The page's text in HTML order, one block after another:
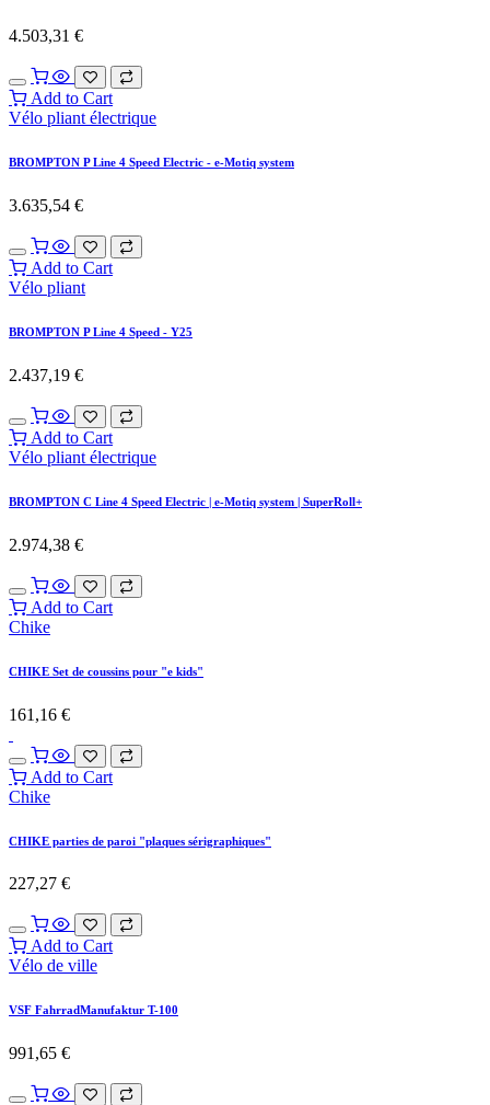
4.503,31 €
Add to Cart
Vélo pliant électrique
BROMPTON P Line 4 Speed Electric - e-Motiq system
3.635,54 €
Add to Cart
Vélo pliant
BROMPTON P Line 4 Speed - Y25
2.437,19 €
Add to Cart
Vélo pliant électrique
BROMPTON C Line 4 Speed Electric | e-Motiq system | SuperRoll+
2.974,38 €
Add to Cart
Chike
CHIKE Set de coussins pour "e kids"
161,16 €
Add to Cart
Chike
CHIKE parties de paroi "plaques sérigraphiques"
227,27 €
Add to Cart
Vélo de ville
VSF FahrradManufaktur T-100
991,65 €